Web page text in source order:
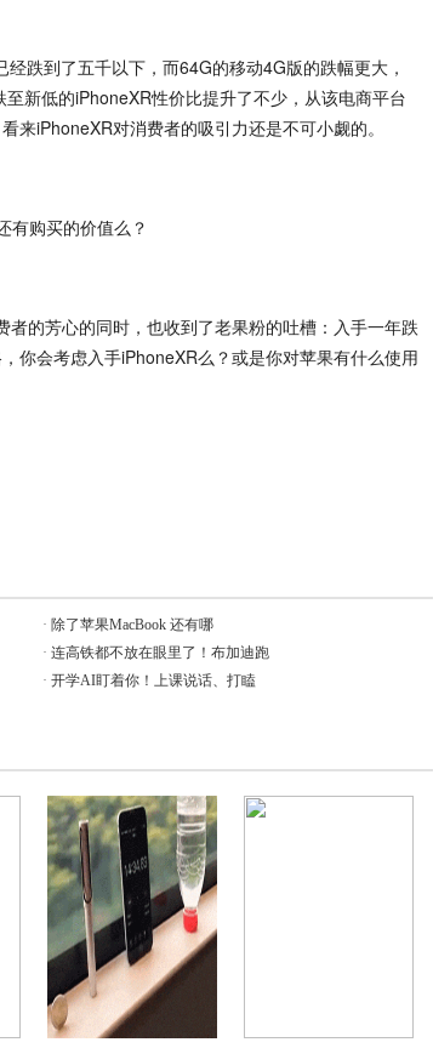
跌到了五千以下，而64G的移动4G版的跌幅更大，
新低的iPhoneXR性价比提升了不少，从该电商平台
来iPhoneXR对消费者的吸引力还是不可小觑的。
的芳心的同时，也收到了老果粉的吐槽：入手一年跌
你会考虑入手iPhoneXR么？或是你对苹果有什么使用
· 除了苹果MacBook 还有哪
· 连高铁都不放在眼里了！布加迪跑
· 开学AI盯着你！上课说话、打瞌